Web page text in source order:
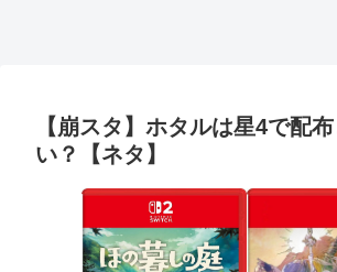
【崩スタ】ホタルは星4で配
い？【ネタ】